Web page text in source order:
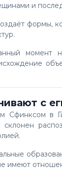
и
с
склонен
имеют